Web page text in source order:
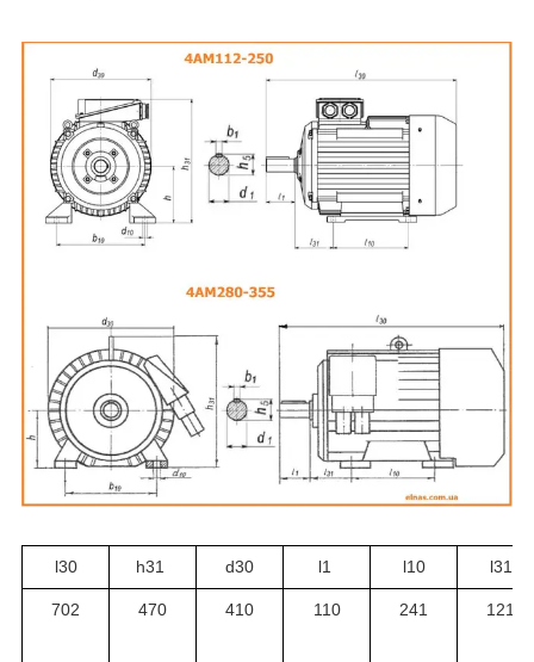
l30 h31 d30 l1 l10 l31
702 470 410 110 241 121